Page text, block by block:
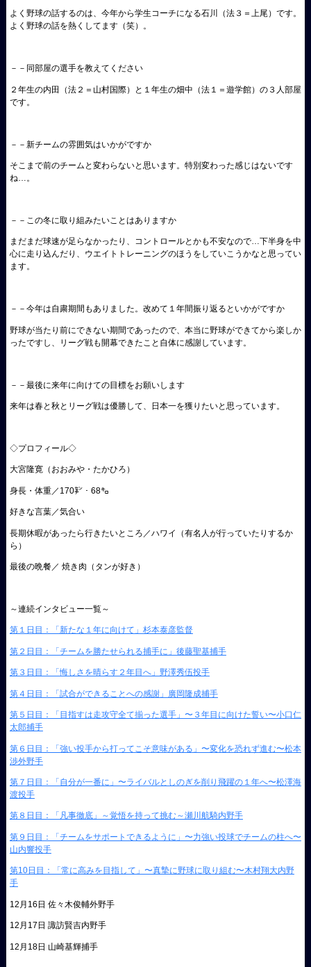
よく野球の話するのは、今年から学生コーチになる石川（法３＝上尾）です。
よく野球の話を熱くしてます（笑）。
－－同部屋の選手を教えてください
２年生の内田（法２＝山村国際）と１年生の畑中（法１＝遊学館）の３人部屋
です。
－－新チームの雰囲気はいかがですか
そこまで前のチームと変わらないと思います。特別変わった感じはないです
ね…。
－－この冬に取り組みたいことはありますか
まだまだ球速が足らなかったり、コントロールとかも不安なので…下半身を中
心に走り込んだり、ウエイトトレーニングのほうをしていこうかなと思ってい
ます。
－－今年は自粛期間もありました。改めて１年間振り返るといかがですか
野球が当たり前にできない期間であったので、本当に野球ができてから楽しか
ったですし、リーグ戦も開幕できたこと自体に感謝しています。
－－最後に来年に向けての目標をお願いします
来年は春と秋とリーグ戦は優勝して、日本一を獲りたいと思っています。
◇プロフィール◇
大宮隆寛（おおみや・たかひろ）
身長・体重／170㌢・68㌔
好きな言葉／気合い
長期休暇があったら行きたいところ／ハワイ（有名人が行っていたりするか
ら）
最後の晩餐／ 焼き肉（タンが好き）
～連続インタビュー一覧～
第１日目：「新たな１年に向けて」杉本泰彦監督
第２日目：「チームを勝たせられる捕手に」後藤聖基捕手
第３日目：「悔しさを晴らす２年目へ」野澤秀伍投手
第４日目：「試合ができることへの感謝」廣岡隆成捕手
第５日目：「目指すは走攻守全て揃った選手」〜３年目に向けた誓い〜小口仁
太郎捕手
第６日目：「強い投手から打ってこそ意味がある」〜変化を恐れず進む〜松本
渉外野手
第７日目：「自分が一番に」〜ライバルとしのぎを削り飛躍の１年へ〜松澤海
渡投手
第８日目：「凡事徹底」～覚悟を持って挑む～瀬川航騎内野手
第９日目：「チームをサポートできるように」〜力強い投球でチームの柱へ〜
山内響投手
第10日目：「常に高みを目指して」〜真摯に野球に取り組む〜木村翔大内野
手
12月16日 佐々木俊輔外野手
12月17日 諏訪賢吉内野手
12月18日 山崎基輝捕手